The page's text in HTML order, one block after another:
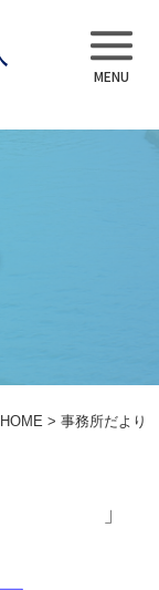
HOME > 事務所だより